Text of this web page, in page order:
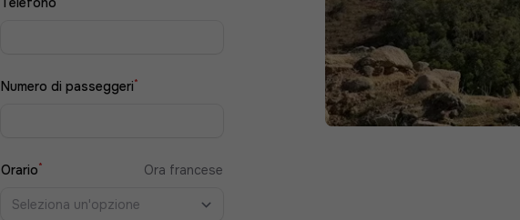
Numero di passeggeri*
Orario* Ora francese
Seleziona un'opzione